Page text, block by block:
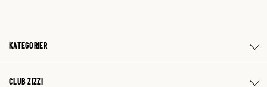
KATEGORIER
CLUB ZIZZI